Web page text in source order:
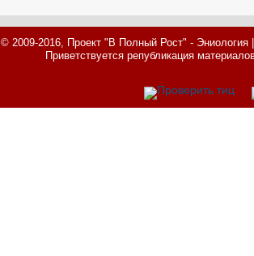
© 2009-2016, Проект "В Полный Рост" -
Приветствуется републикация